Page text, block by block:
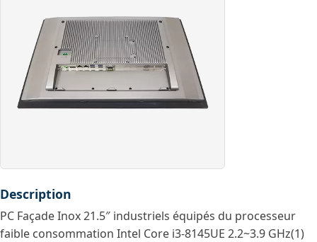
Description
PC Façade Inox 21.5″ industriels équipés du processeur
faible consommation Intel Core i3-8145UE 2.2~3.9 GHz(1)